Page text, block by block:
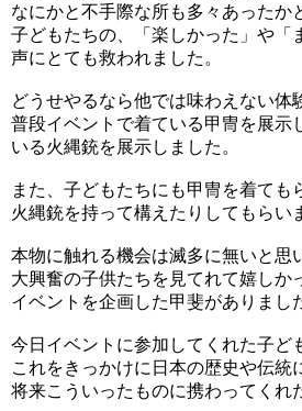
なにかと不手際な所も多々あったか
子どもたちの、「楽しかった」や「
声にとても救われました。
どうせやるなら他では味わえない体
普段イベントで着ている甲冑を展示
いる火縄銃を展示しました。
また、子どもたちにも甲冑を着ても
火縄銃を持って構えたりしてもらい
本物に触れる機会は滅多に無いと思
大興奮の子供たちを見てれて嬉しか
イベントを企画した甲斐がありまし
今日イベントに参加してくれた子ど
これをきっかけに日本の歴史や伝統
将来こういったものに携わってくれ